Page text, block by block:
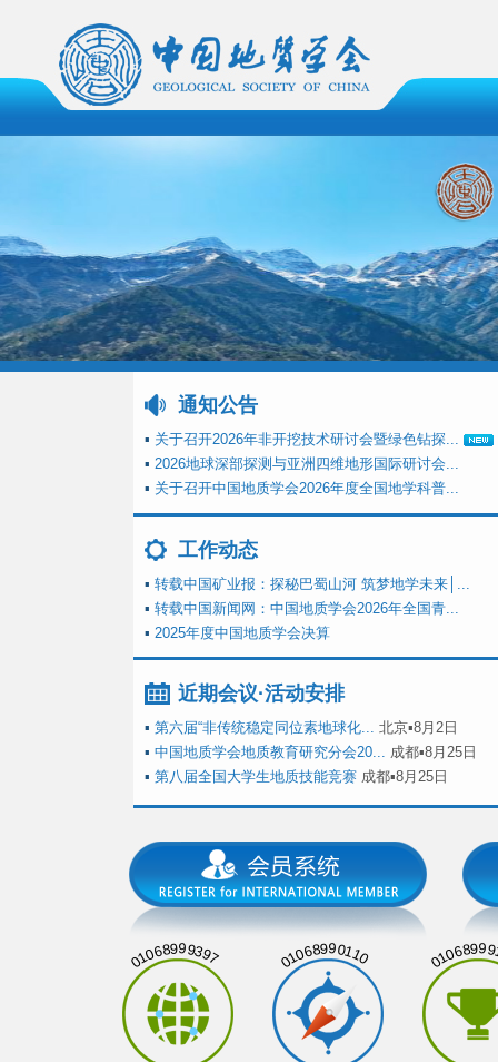
通知公告
▪ 关于召开2026年非开挖技术研讨会暨绿色钻探...
▪ 2026地球深部探测与亚洲四维地形国际研讨会...
▪ 关于召开中国地质学会2026年度全国地学科普...
工作动态
▪ 转载中国矿业报：探秘巴蜀山河 筑梦地学未来│...
▪ 转载中国新闻网：中国地质学会2026年全国青...
▪ 2025年度中国地质学会决算
近期会议·活动安排
▪ 第六届“非传统稳定同位素地球化... 北京▪8月2日
▪ 中国地质学会地质教育研究分会20... 成都▪8月25日
▪ 第八届全国大学生地质技能竞赛 成都▪8月25日
01068999397 01068990110